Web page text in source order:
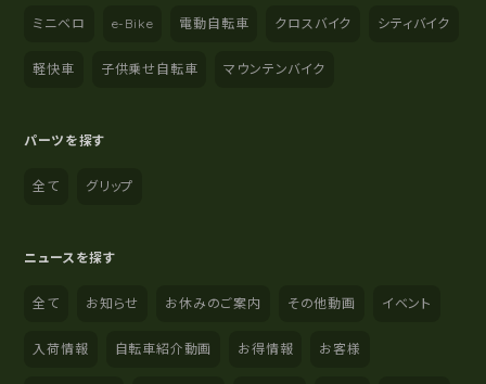
ミニベロ e-Bike 電動自転車 クロスバイク シティバイク
軽快車 子供乗せ自転車 マウンテンバイク
パーツを探す
全て グリップ
ニュースを探す
全て お知らせ お休みのご案内 その他動画 イベント
入荷情報 自転車紹介動画 お得情報 お客様